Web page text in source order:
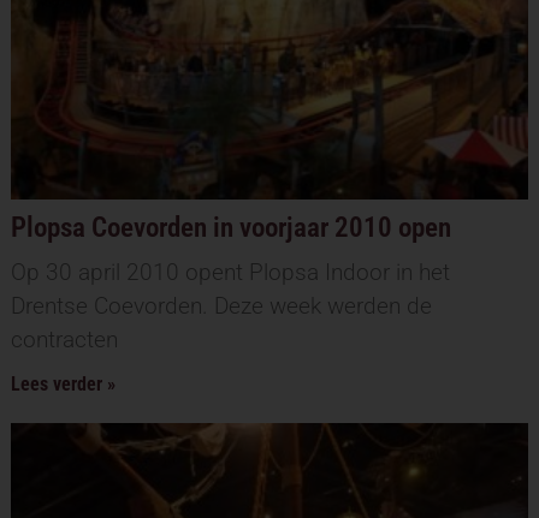
Plopsa Coevorden in voorjaar 2010 open
Op 30 april 2010 opent Plopsa Indoor in het
Drentse Coevorden. Deze week werden de
contracten
Lees verder »